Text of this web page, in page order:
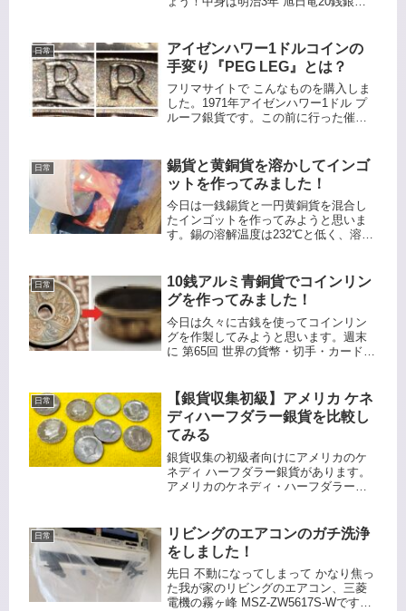
明瞭なものと不明瞭なものが存在する
理由は、その製造技術や...
日常
アイゼンハワー1ドルコインの
手変り『PEG LEG』とは？
フリマサイトで こんなものを購入しま
した。1971年アイゼンハワー1ドル プ
ルーフ銀貨です。この前に行った催事
購入できました。年号は1971年なので
裏面はイーグ...
日常
錫貨と黄銅貨を溶かしてインゴ
ットを作ってみました！
今日は一銭錫貨と一円黄銅貨を混合し
たインゴットを作ってみようと思いま
す。錫の溶解温度は232℃と低く、溶湯
ットが作れるのではないか、と考えま
した。一円黄銅貨です。もったいな...
日常
10銭アルミ青銅貨でコインリン
グを作ってみました！
今日は久々に古銭を使ってコインリン
グを作製してみようと思います。週末
に 第65回 世界の貨幣・切手・カードま
候補がありますが、今回はこれにしま
す。10銭アルミ青銅貨です。...
日常
【銀貨収集初級】アメリカ ケネ
ディハーフダラー銀貨を比較し
てみる
銀貨収集の初級者向けにアメリカのケ
ネディ ハーフダラー銀貨があります。
アメリカのケネディ・ハーフダラー銀
デザインと重要な歴史的背景から、多
くの人々に愛されています。ここで
は...
日常
リビングのエアコンのガチ洗浄
をしました！
先日 不動になってしまって かなり焦っ
た我が家のリビングのエアコン、三菱
電機の霧ヶ峰 MSZ-ZW5617S-Wです。